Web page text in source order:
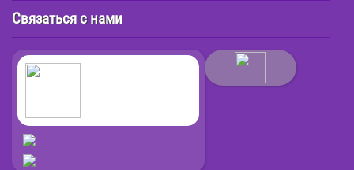
Связаться с нами